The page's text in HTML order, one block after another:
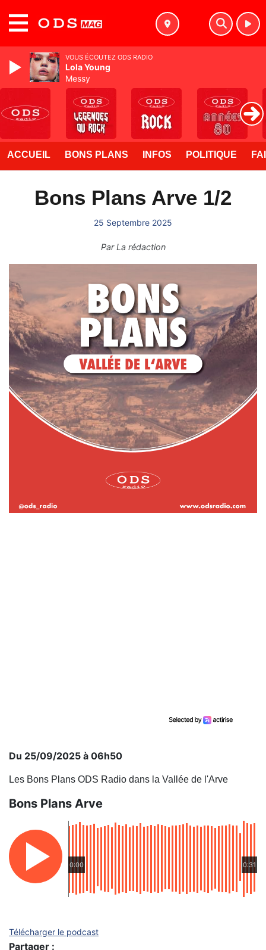
ACCUEIL BONS PLANS INFOS POLITIQUE
Bons Plans Arve 1/2
25 Septembre 2025
ParLa rédaction
Du 25/09/2025 à 06h50
Les Bons Plans ODS Radio dans la Vallée de l'Arve
Bons Plans Arve
0:00 0:31
Télécharger le podcast
Partager :
VOUS ÉCOUTEZ ODS RADIO
Lola Young
Messy